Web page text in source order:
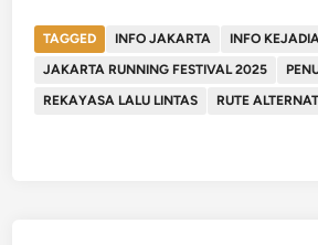
TAGGED INFO JAKARTA
INFO
JAKARTA RUNNING FESTIVAL 2025
REKAYASA LALU LINTAS
RUTE